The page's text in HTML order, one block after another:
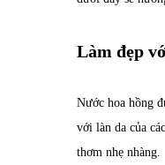
Làm đẹp
Nước hoa hồng
với làn da của
thơm nhẹ nhàng.